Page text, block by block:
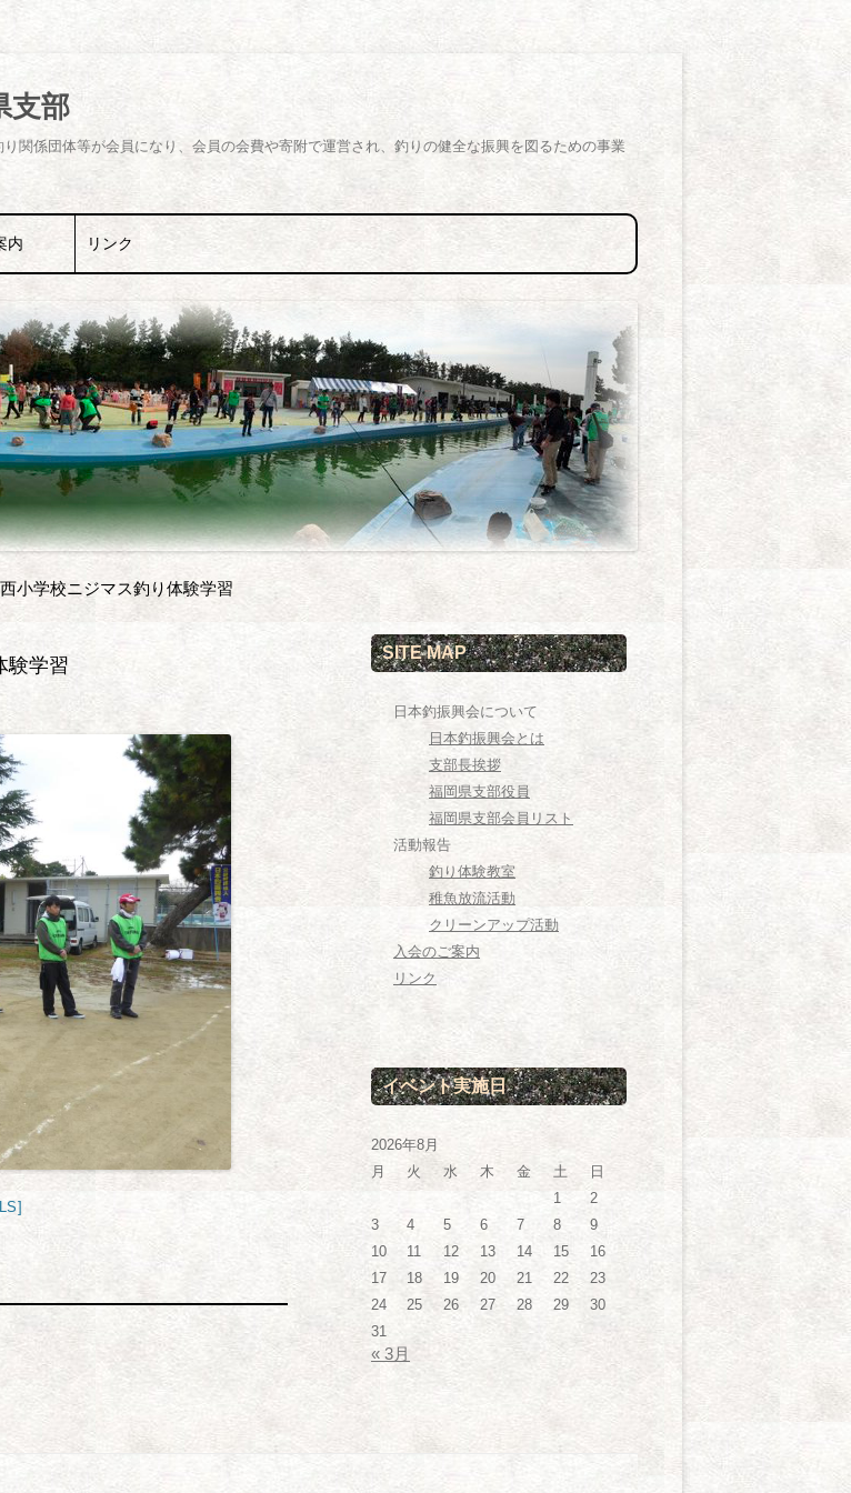
支部
関係団体等が会員になり、会員の会費や寄附で運営され、釣りの健全な振興を図るための事業
コ
ン
テ
ン
へ
ス
キ
ッ
プ
内 リンク
小学校ニジマス釣り体験学習
験学習
SITE MAP
日本釣振興会について
日本釣振興会とは
支部長挨拶
福岡県支部役員
福岡県支部会員リスト
活動報告
釣り体験教室
稚魚放流活動
クリーンアップ活動
入会のご案内
リンク
イベント実施日
2026年8月
月
火 水 木 金 土
日
1
2
3
4 5 6 7 8
9
10
11 12 13 14 15
16
17
18 19 20 21 22
23
24
25 26 27 28 29
30
31
« 3月